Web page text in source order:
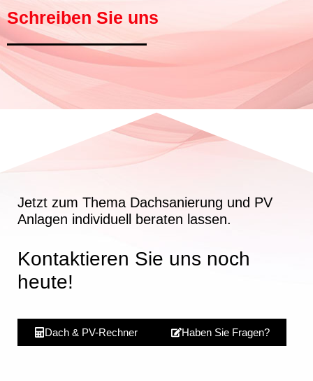
Schreiben Sie uns
Jetzt zum Thema Dachsanierung und PV
Anlagen individuell beraten lassen.
Kontaktieren Sie uns noch
heute!
Dach & PV-Rechner Haben Sie Fragen?